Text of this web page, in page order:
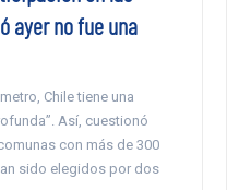
ayer no fue una
Chile tiene una
Así, cuestionó
con más de 300
sido elegidos por dos